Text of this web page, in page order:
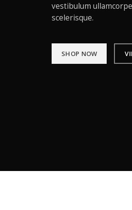
vestibulum
scelerisque.
SHOP NOW